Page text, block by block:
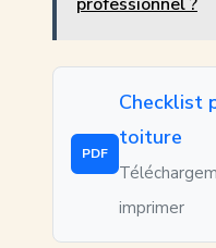
PDF
Checklist
toiture
imprimer